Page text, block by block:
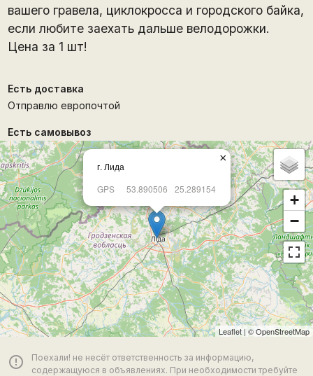
вашего гравела, циклокросса и городского байка,
если любите заехать дальше велодорожки.
Цена за 1 шт!
Есть доставка
Отправлю европочтой
Есть самовывоз
г. Лида
GPS
53.890506 25.289154
×
+
−
Leaflet | ©OpenStreetMap
error_outline
Поехали! не несёт ответственность за информацию,
содержащуюся в объявлениях. При необходимости требуйте